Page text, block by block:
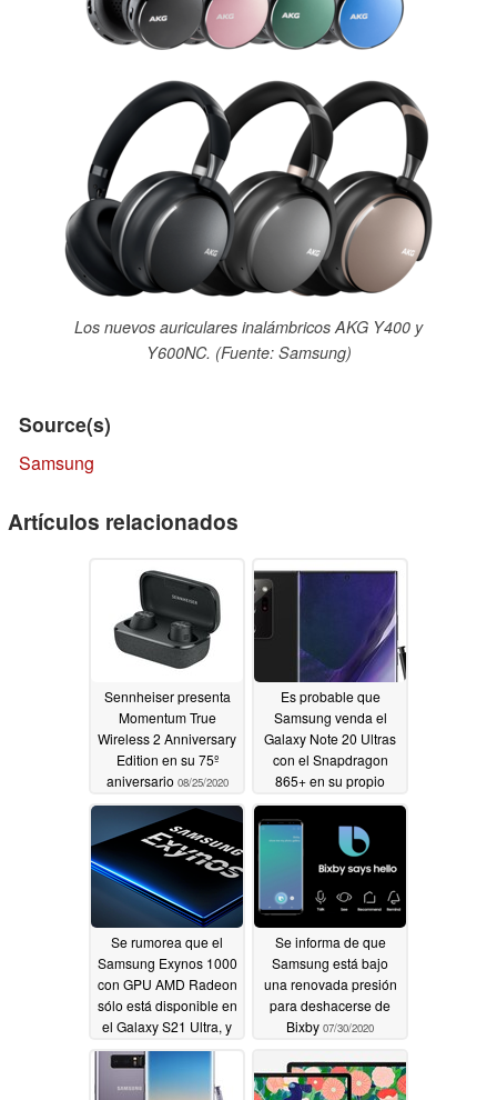
Los nuevos auriculares inalámbricos AKG Y400 y
Y600NC. (Fuente: Samsung)
Source(s)
Samsung
Artículos relacionados
Sennheiser presenta
Momentum True
Wireless 2 Anniversary
Edition en su 75º
aniversario 08/25/2020
Es probable que
Samsung venda el
Galaxy Note 20 Ultras
con el Snapdragon
865+ en su propio
mercado doméstico:
nueva fuga08/02/2020
Se rumorea que el
Samsung Exynos 1000
con GPU AMD Radeon
sólo está disponible en
el Galaxy S21 Ultra, y
también se contempla
un cambio en la marca
Exynos.07/30/2020
Se informa de que
Samsung está bajo
una renovada presión
para deshacerse de
Bixby 07/30/2020